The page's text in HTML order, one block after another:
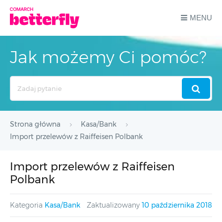
MENU
Jak możemy Ci pomóc?
Strona główna
Kasa/Bank
Import przelewów z Raiffeisen Polbank
Import przelewów z Raiffeisen
Polbank
Kategoria Kasa/Bank Zaktualizowany 10 października 2018